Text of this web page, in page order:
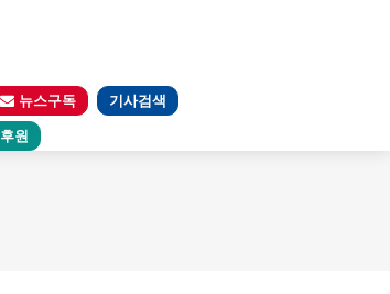
뉴스구독 기사검색
후원